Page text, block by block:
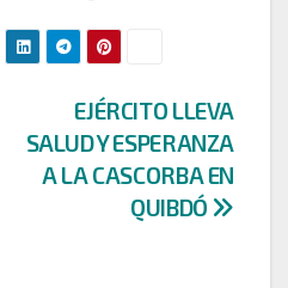
EJÉRCITO LLEVA
SALUD Y ESPERANZA
A LA CASCORBA EN
QUIBDÓ